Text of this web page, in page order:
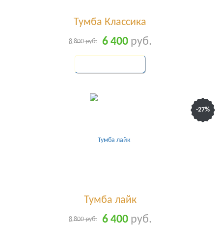
Тумба Классика
8 800руб. 6 400руб.
Тумба лайк
8 800руб. 6 400руб.
-27%